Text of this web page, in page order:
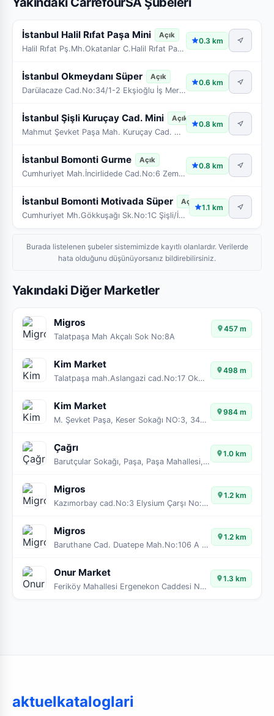
İstanbul Halil Rıfat Paşa Mini Açık
Halil Rıfat Pş.Mh.Okatanlar C.Halil Rıfat Paş.Cami Altı.No37
0.3 km
İstanbul Okmeydanı Süper Açık
Darülacaze Cad.No:34/1-2 Ekşioğlu İş Merk. Kağıtha
0.6 km
İstanbul Şişli Kuruçay Cad. Mini Açık
Mahmut Şevket Paşa Mah. Kuruçay Cad. No:20 B
0.8 km
İstanbul Bomonti Gurme Açık
Cumhuriyet Mah.İncirlidede Cad.No:6 Zemin Kat 26,2
0.8 km
İstanbul Bomonti Motivada Süper Açık
Cumhuriyet Mh.Gökkuşağı Sk.No:1C Şişli/İstanbul
1.1 km
Burada listelenen şubeler sistemimizde kayıtlı olanlardır. Verilerde
hata olduğunu düşünüyorsanız bildirebilirsiniz.
Yakındaki Diğer Marketler
Migros
Talatpaşa Mah Akçalı Sok No:8A
457 m
Kim Market
Talatpaşa mah.Aslangazi cad.No:17 Okmeydanı
498 m
Kim Market
M. Şevket Paşa, Keser Sokağı NO:3, 34384 Şişli/İstanbul
984 m
Çağrı
Barutçular Sokağı, Paşa, Paşa Mahallesi, Şişli, İstanbul, Marmara Bölgesi, 34379, Türkiye
1.0 km
Migros
Kazımorbay cad.No:3 Elysium Çarşı No:208
1.2 km
Migros
Baruthane Cad. Duatepe Mah.No:106 A Feriköy
1.2 km
Onur Market
Feriköy Mahallesi Ergenekon Caddesi No:62 34377 Feriköy
1.3 km
aktuelkataloglari